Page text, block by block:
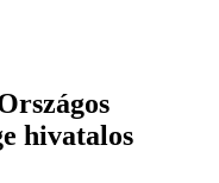
hivatalos